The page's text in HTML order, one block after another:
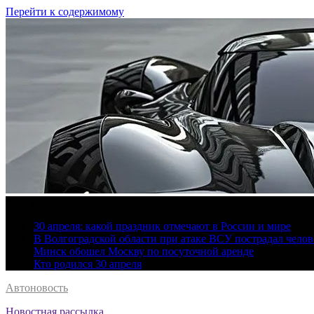
Перейти к содержимому
30 апреля: какой праздник отмечают в России и мире
В Волгоградской области при атаке ВСУ пострадал
Минск обошел Москву по посуточной аренде
Кто родился 30 апреля
Автоновость
Новостная рассылка